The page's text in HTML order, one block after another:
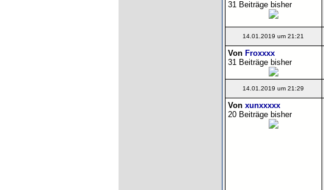
31 Beiträge bisher
14.01.2019 um 21:21
Von Froxxxx
31 Beiträge bisher
14.01.2019 um 21:29
Von xunxxxxx
20 Beiträge bisher